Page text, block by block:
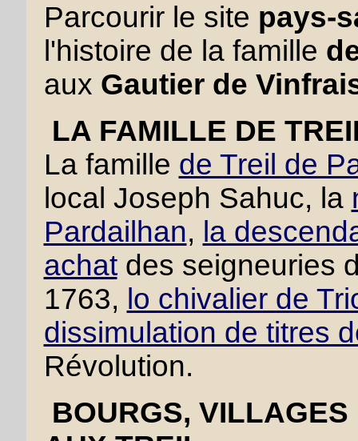
Parcourir le site pays-
l'histoire de la famille
aux Gautier de
LA FAMILLE DE
La famille de Treil de
local Joseph Sahuc, la
Pardailhan, la
achatdes seigneuries
1763, lo chivalier de
dissimulation de titres
Révolution.
BOURGS,